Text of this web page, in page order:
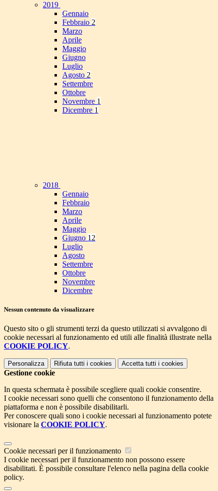
2019
Gennaio
Febbraio 2
Marzo
Aprile
Maggio
Giugno
Luglio
Agosto 2
Settembre
Ottobre
Novembre 1
Dicembre 1
2018
Gennaio
Febbraio
Marzo
Aprile
Maggio
Giugno 12
Luglio
Agosto
Settembre
Ottobre
Novembre
Dicembre
Nessun contenuto da visualizzare
Questo sito o gli strumenti terzi da questo utilizzati si avvalgono di
cookie necessari al funzionamento ed utili alle finalità illustrate nella
COOKIE POLICY.
Personalizza Rifiuta tutti i cookies Accetta tutti i cookies
Gestione cookie
In questa schermata è possibile scegliere quali cookie consentire.
I cookie necessari sono quelli che consentono il funzionamento della
piattaforma e non è possibile disabilitarli.
Per conoscere quali sono i cookie necessari al funzionamento potete
visionare la COOKIE POLICY.
Cookie necessari per il funzionamento
I cookie necessari per il funzionamento non possono essere
disabilitati. È possibile consultare l'elenco nella pagina della cookie
policy.